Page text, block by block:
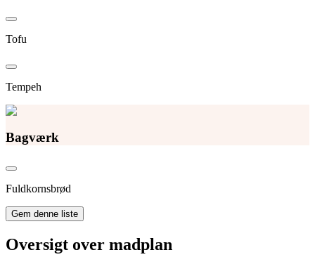
Tofu
Tempeh
Bagværk
Fuldkornsbrød
Gem denne liste
Oversigt over madplan